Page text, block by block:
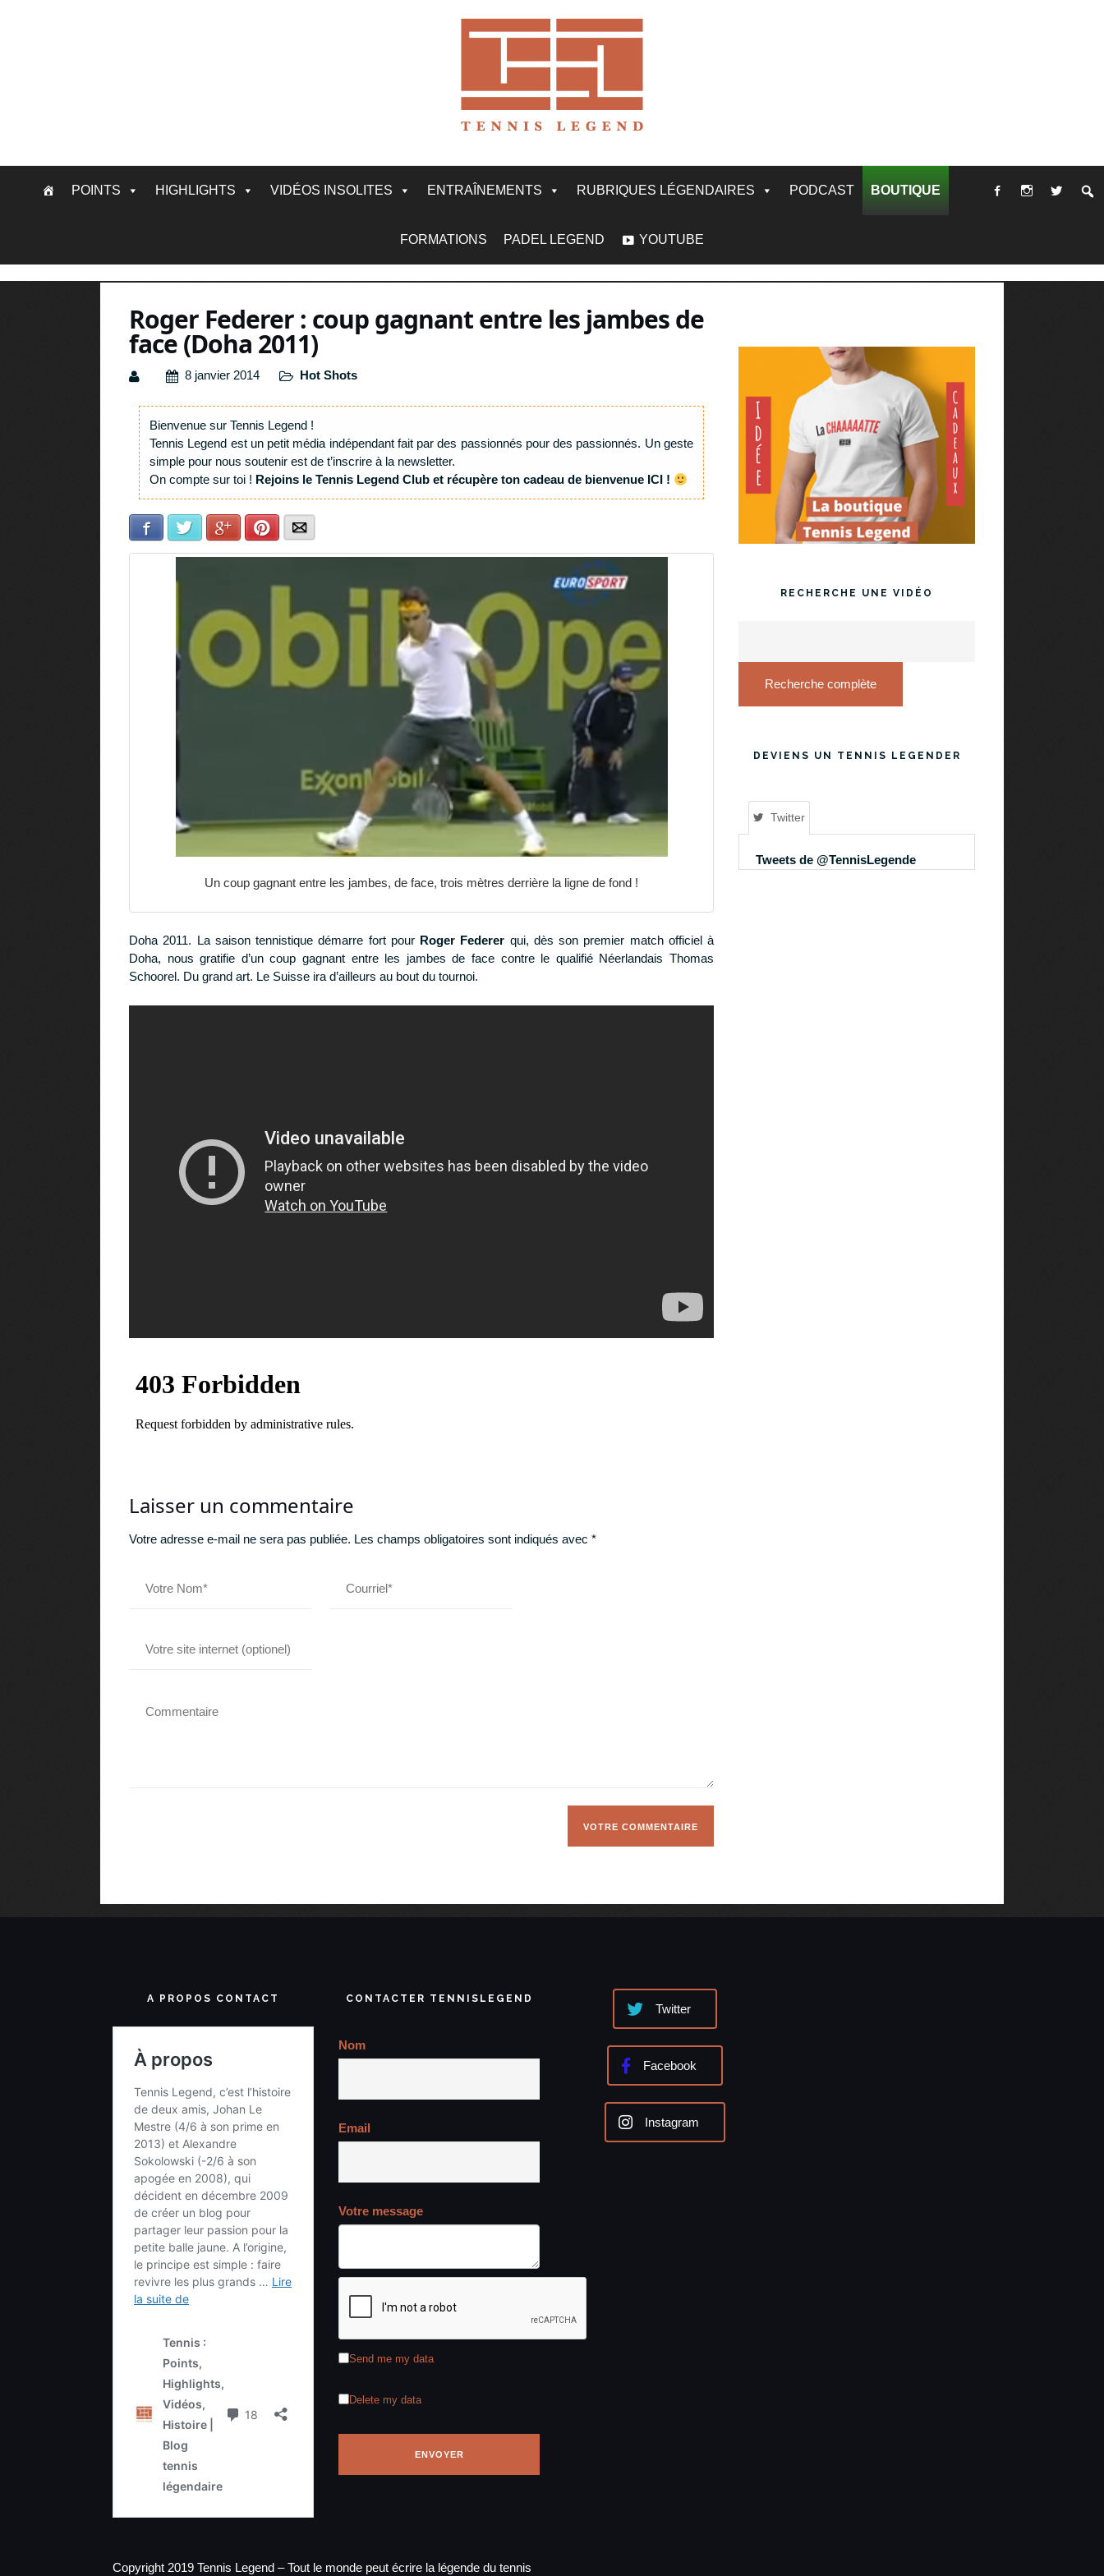
POINTS HIGHLIGHTS VIDÉOS INSOLITES ENTRAÎNEMENTS RUBRIQUES LÉGENDAIRES PODCAST BOUTIQUE
FORMATIONS PADEL LEGEND YOUTUBE
Roger Federer : coup gagnant entre les jambes de
face (Doha 2011)
8 janvier 2014 Hot Shots
Bienvenue sur Tennis Legend !
Tennis Legend est un petit média indépendant fait par des passionnés pour des passionnés. Un geste
simple pour nous soutenir est de t’inscrire à la newsletter.
On compte sur toi ! Rejoins le Tennis Legend Club et récupère ton cadeau de bienvenue ICI !
Facebook Twitter Google+Pinterest
Un coup gagnant entre les jambes, de face, trois mètres derrière la ligne de fond !
Doha 2011. La saison tennistique démarre fort pour Roger Federer qui, dès son premier match officiel à
Doha, nous gratifie d’un coup gagnant entre les jambes de face contre le qualifié Néerlandais Thomas
Schoorel. Du grand art. Le Suisse ira d’ailleurs au bout du tournoi.
Laisser un commentaire
Votre adresse e-mail ne sera pas publiée. Les champs obligatoires sont indiqués avec *
RECHERCHE UNE VIDÉO
Recherche complète
DEVIENS UN TENNIS LEGENDER
Twitter
Tweets de @TennisLegende
A PROPOS CONTACT CONTACTER TENNISLEGEND
Nom
Email
Votre message
Send me my data
Delete my data
Twitter
Facebook
Instagram
Copyright 2019 Tennis Legend – Tout le monde peut écrire la légende du tennis